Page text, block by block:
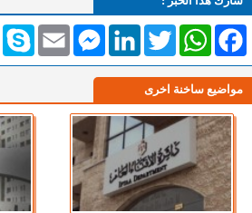
Skype Email
MessengerLinkedInTwitterWhatsAppFacebook
مواضيع ساخنة اخرى